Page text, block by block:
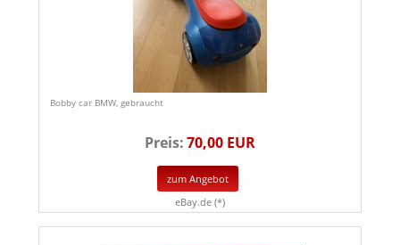
Bobby car BMW, gebraucht
Preis:70,00 EUR
zum Angebot
eBay.de (*)